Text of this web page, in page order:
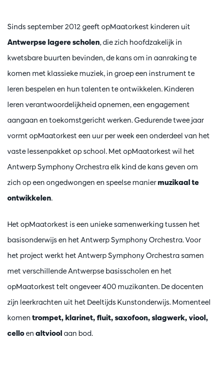
Sinds september 2012 geeft opMaatorkest kinderen uit
Antwerpse lagere scholen, die zich hoofdzakelijk in
kwetsbare buurten bevinden, de kans om in aanraking te
komen met klassieke muziek, in groep een instrument te
leren bespelen en hun talenten te ontwikkelen. Kinderen
leren verantwoordelijkheid opnemen, een engagement
aangaan en toekomstgericht werken. Gedurende twee jaar
vormt opMaatorkest een uur per week een onderdeel van het
vaste lessenpakket op school. Met opMaatorkest wil het
Antwerp Symphony Orchestra elk kind de kans geven om
zich op een ongedwongen en speelse maniermuzikaal te
ontwikkelen.
Het opMaatorkest is een unieke samenwerking tussen het
basisonderwijs en het Antwerp Symphony Orchestra. Voor
het project werkt het Antwerp Symphony Orchestra samen
met verschillende Antwerpse basisscholen en het
opMaatorkest telt ongeveer 400 muzikanten. De docenten
zijn leerkrachten uit het Deeltijds Kunstonderwijs. Momenteel
komen trompet, klarinet, fluit, saxofoon, slagwerk, viool,
celloen altvioolaan bod.